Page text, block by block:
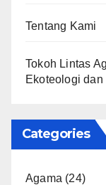
Tentang Kami
Tokoh Lintas
Ekoteologi
Categories
Agama (24)